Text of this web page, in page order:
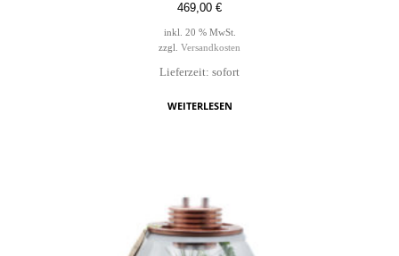
469,00 €
inkl. 20 % MwSt.
zzgl. Versandkosten
Lieferzeit: sofort
WEITERLESEN